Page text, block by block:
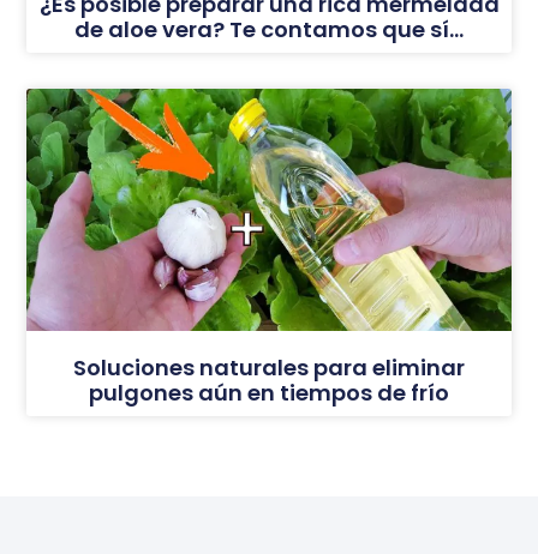
de aloe vera? Te contamos que sí…
Soluciones naturales para eliminar
pulgones aún en tiempos de frío